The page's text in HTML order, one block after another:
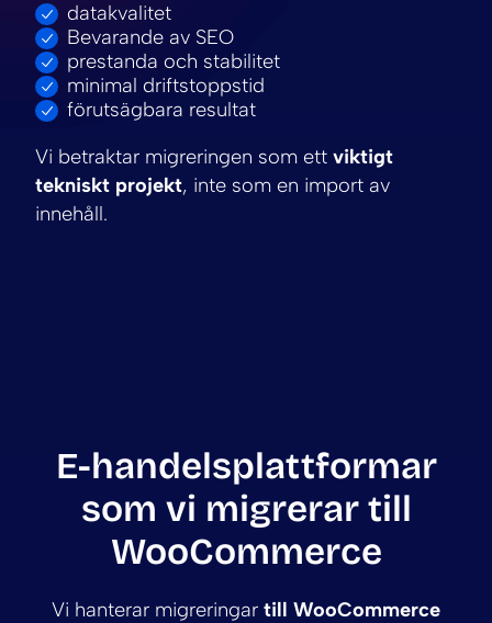
datakvalitet
Bevarande av SEO
prestanda och stabilitet
minimal driftstoppstid
förutsägbara resultat
Vi betraktar migreringen som ett viktigt
tekniskt projekt, inte som en import av
innehåll.
E-handelsplattformar
som vi migrerar till
WooCommerce
Vi hanterar migreringar till WooCommerce